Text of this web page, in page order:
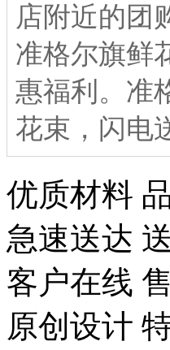
店附近的团
准格尔旗鲜
惠福利。准
花束，闪电
优质材料
急速送达
客户在线
原创设计